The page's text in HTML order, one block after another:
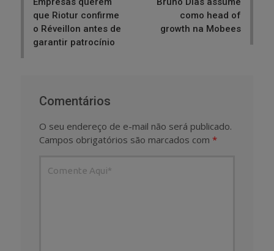
que Riotur confirme
o Réveillon antes de
garantir patrocínio
como head of
growth na Mobees
Comentários
O seu endereço de e-mail não será publicado.
Campos obrigatórios são marcados com *